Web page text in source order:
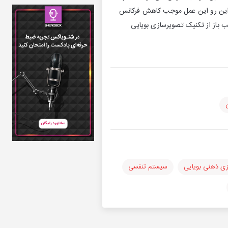
این رو این عمل موجب کاهش فرکانس
از تکنیک تصویرسازی بویایی
ذهنی بویایی سیستم تنفسی